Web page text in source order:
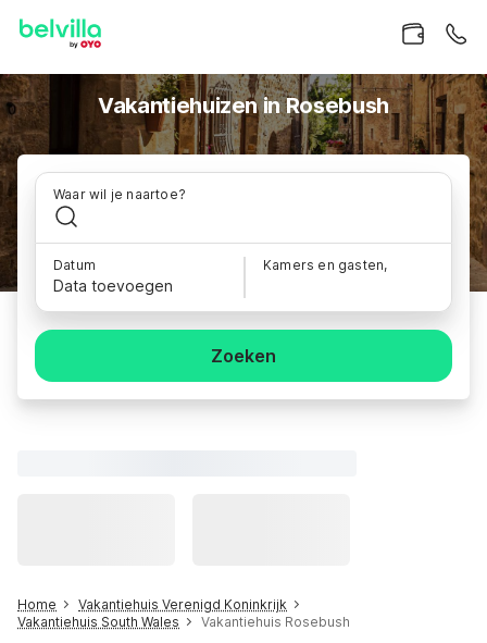
Vakantiehuizen in Rosebush
Waar wil je naartoe?
Datum
Data toevoegen
Kamers en gasten,
Zoeken
Home
Vakantiehuis Verenigd Koninkrijk
Vakantiehuis South Wales
Vakantiehuis Rosebush